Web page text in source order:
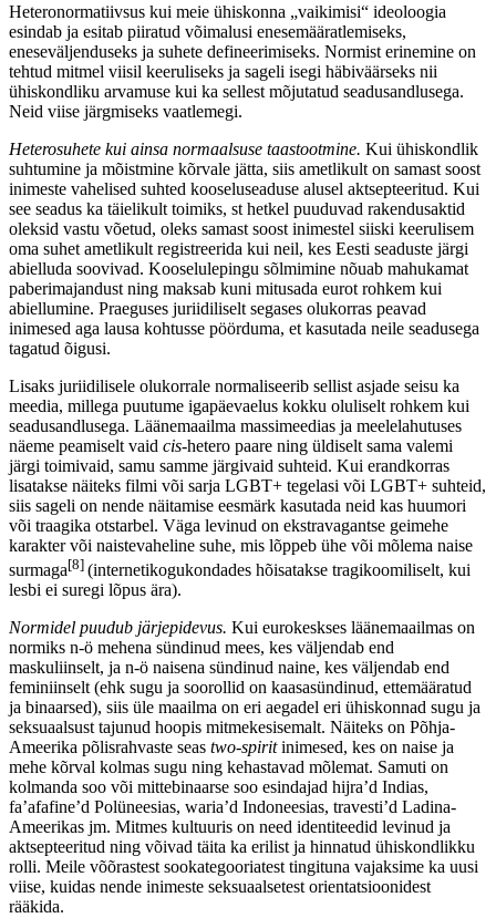
Heteronormatiivsus kui meie ühiskonna „vaikimisi“ ideoloogia
esindab ja esitab piiratud võimalusi enesemääratlemiseks,
eneseväljenduseks ja suhete defineerimiseks. Normist erinemine on
tehtud mitmel viisil keeruliseks ja sageli isegi häbiväärseks nii
ühiskondliku arvamuse kui ka sellest mõjutatud seadusandlusega.
Neid viise järgmiseks vaatlemegi.
Heterosuhete kui ainsa normaalsuse taastootmine. Kui ühiskondlik
suhtumine ja mõistmine kõrvale jätta, siis ametlikult on samast soost
inimeste vahelised suhted kooseluseaduse alusel aktsepteeritud. Kui
see seadus ka täielikult toimiks, st hetkel puuduvad rakendusaktid
oleksid vastu võetud, oleks samast soost inimestel siiski keerulisem
oma suhet ametlikult registreerida kui neil, kes Eesti seaduste järgi
abielluda soovivad. Kooselulepingu sõlmimine nõuab mahukamat
paberimajandust ning maksab kuni mitusada eurot rohkem kui
abiellumine. Praeguses juriidiliselt segases olukorras peavad
inimesed aga lausa kohtusse pöörduma, et kasutada neile seadusega
tagatud õigusi.
Lisaks juriidilisele olukorrale normaliseerib sellist asjade seisu ka
meedia, millega puutume igapäevaelus kokku oluliselt rohkem kui
seadusandlusega. Läänemaailma massimeedias ja meelelahutuses
näeme peamiselt vaid cis-hetero paare ning üldiselt sama valemi
järgi toimivaid, samu samme järgivaid suhteid. Kui erandkorras
lisatakse näiteks filmi või sarja LGBT+ tegelasi või LGBT+ suhteid,
siis sageli on nende näitamise eesmärk kasutada neid kas huumori
või traagika otstarbel. Väga levinud on ekstravagantse geimehe
karakter või naistevaheline suhe, mis lõppeb ühe või mõlema naise
surmaga[8] (internetikogukondades hõisatakse tragikoomiliselt, kui
lesbi ei suregi lõpus ära).
Normidel puudub järjepidevus. Kui eurokeskses läänemaailmas on
normiks n-ö mehena sündinud mees, kes väljendab end
maskuliinselt, ja n-ö naisena sündinud naine, kes väljendab end
feminiinselt (ehk sugu ja soorollid on kaasasündinud, ettemääratud
ja binaarsed), siis üle maailma on eri aegadel eri ühiskonnad sugu ja
seksuaalsust tajunud hoopis mitmekesisemalt. Näiteks on Põhja-
Ameerika põlisrahvaste seas two-spiritinimesed, kes on naise ja
mehe kõrval kolmas sugu ning kehastavad mõlemat. Samuti on
kolmanda soo või mittebinaarse soo esindajad hijra’d Indias,
fa’afafine’d Polüneesias, waria’d Indoneesias, travesti’d Ladina-
Ameerikas jm. Mitmes kultuuris on need identiteedid levinud ja
aktsepteeritud ning võivad täita ka erilist ja hinnatud ühiskondlikku
rolli. Meile võõrastest sookategooriatest tingituna vajaksime ka uusi
viise, kuidas nende inimeste seksuaalsetest orientatsioonidest
rääkida.